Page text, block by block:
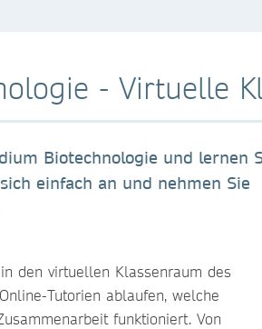
- Virtuelle
Biotechnologie und lernen
einfach an und nehmen Sie
den virtuellen Klassenraum des
Tutorien ablaufen, welche
funktioniert. Von